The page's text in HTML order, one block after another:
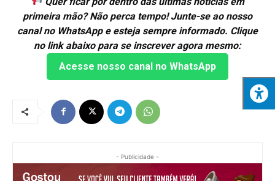
primeira mão? Não perca tempo! Junte-se ao nosso
canal no WhatsApp e esteja sempre informado. Clique
no link abaixo para se inscrever agora mesmo:
Acesse nosso canal no WhatsApp
- Publicidade -